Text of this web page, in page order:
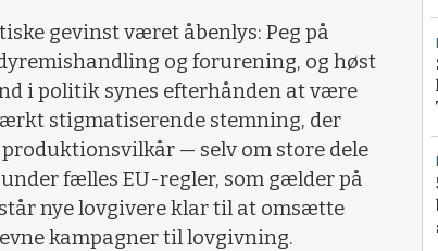
gevinst været åbenlys: Peg på
og forurening, og høst
i politik synes efterhånden at være
stigmatiserende stemning, der
— selv om store dele
fælles EU-regler, som gælder på
nye lovgivere klar til at omsætte
kampagner til lovgivning.